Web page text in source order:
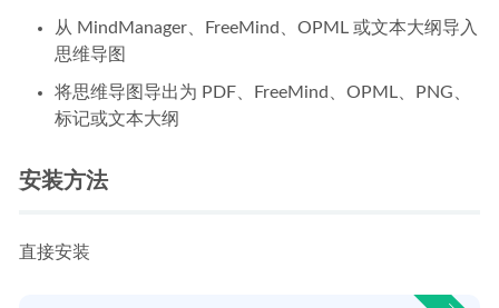
从 MindManager、FreeMind、OPML 或文本大纲导入
思维导图
将思维导图导出为 PDF、FreeMind、OPML、PNG、
标记或文本大纲
安装方法
直接安装